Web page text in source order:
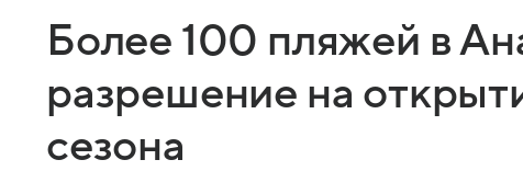
Более 100 пляжей в
разрешение на
сезона